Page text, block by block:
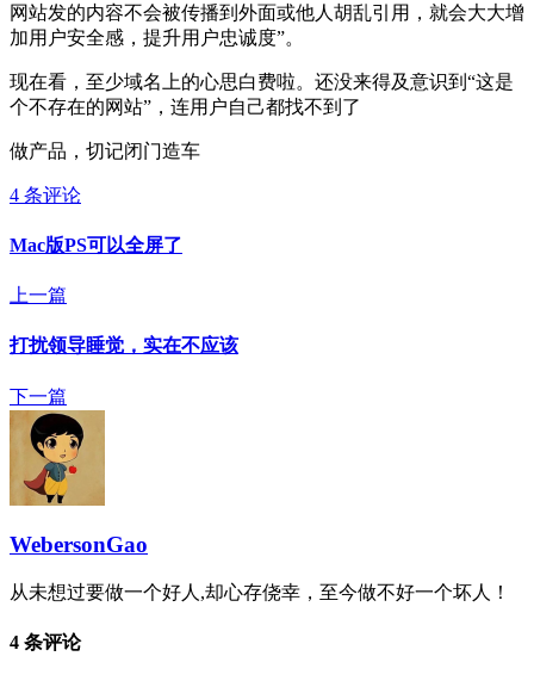
网站发的内容不会被传播到外面或他人胡乱引用，就会大大增
加用户安全感，提升用户忠诚度”。
现在看，至少域名上的心思白费啦。还没来得及意识到“这是
个不存在的网站”，连用户自己都找不到了
做产品，切记闭门造车
4 条评论
Mac版PS可以全屏了
上一篇
打扰领导睡觉，实在不应该
下一篇
WebersonGao
从未想过要做一个好人,却心存侥幸，至今做不好一个坏人！
4 条评论